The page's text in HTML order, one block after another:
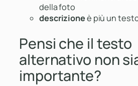
della foto
descrizioneè più un
Pensi che il testo
alternativo non
importante?